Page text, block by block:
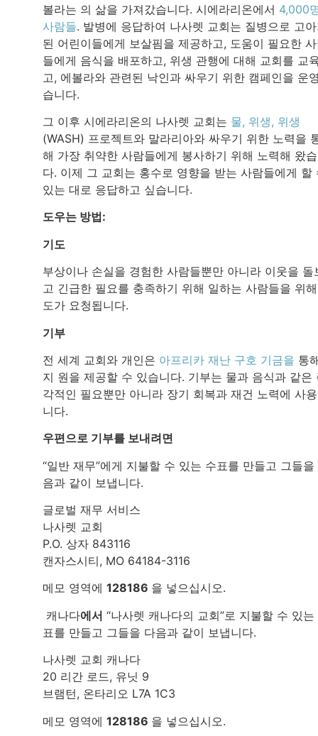
볼라는 의 삶을 가져갔습니다. 시에라리온에서 4,000
사람들. 발병에 응답하여 나사렛 교회는 질병으로 고
된 어린이들에게 보살핌을 제공하고, 도움이 필요한
들에게 음식을 배포하고, 위생 관행에 대해 교회를 교
고, 에볼라와 관련된 낙인과 싸우기 위한 캠페인을 운
습니다.
그 이후 시에라리온의 나사렛 교회는 물, 위생, 위생
(WASH) 프로젝트와 말라리아와 싸우기 위한 노력을
해 가장 취약한 사람들에게 봉사하기 위해 노력해 왔
다. 이제 그 교회는 홍수로 영향을 받는 사람들에게 할
있는 대로 응답하고 싶습니다.
도우는 방법:
기도
부상이나 손실을 경험한 사람들뿐만 아니라 이웃을 돌
고 긴급한 필요를 충족하기 위해 일하는 사람들을 위
도가 요청됩니다.
기부
전 세계 교회와 개인은 아프리카 재난 구호 기금을 통
지 원을 제공할 수 있습니다. 기부는 물과 음식과 같은
각적인 필요뿐만 아니라 장기 회복과 재건 노력에 사
니다.
우편으로 기부를 보내려면
“일반 재무”에게 지불할 수 있는 수표를 만들고 그들을
음과 같이 보냅니다.
글로벌 재무 서비스
나사렛 교회
P.O. 상자 843116
캔자스시티, MO 64184-3116
메모 영역에 128186 을 넣으십시오.
캐나다에서 “나사렛 캐나다의 교회”로 지불할 수 있는
표를 만들고 그들을 다음과 같이 보냅니다.
나사렛 교회 캐나다
20 리간 로드, 유닛 9
브램턴, 온타리오 L7A 1C3
메모 영역에 128186 을 넣으십시오.